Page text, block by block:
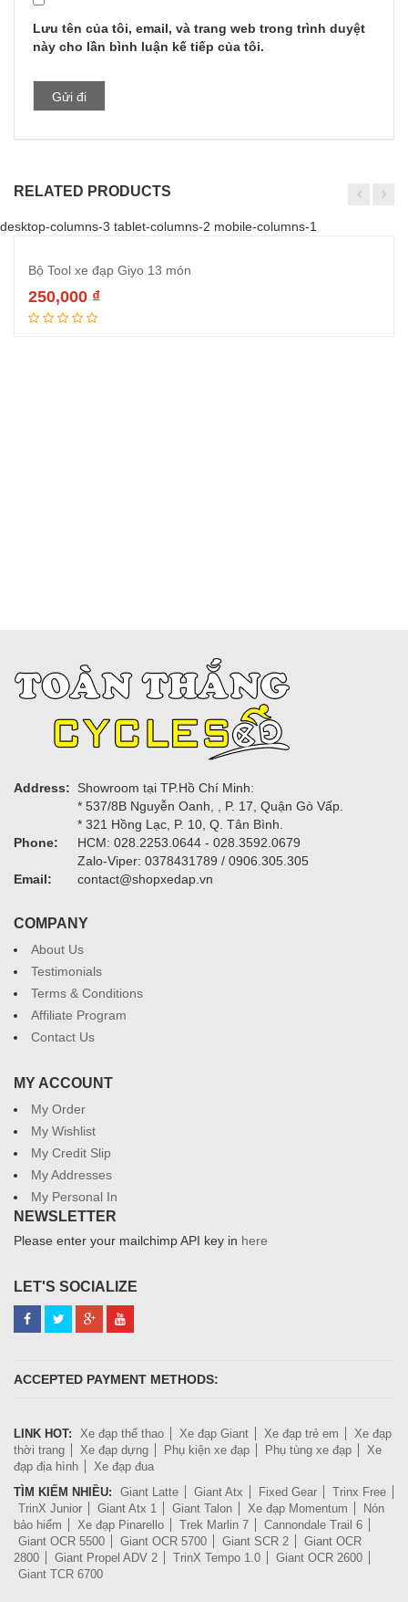
Lưu tên của tôi, email, và trang web trong trình duyệt
này cho lần bình luận kế tiếp của tôi.
RELATED PRODUCTS
desktop-columns-3 tablet-columns-2 mobile-columns-1
Bộ Tool xe đạp Giyo 13 món
250,000 ₫
Address:
Showroom tại TP.Hồ Chí Minh:
* 537/8B Nguyễn Oanh, , P. 17, Quận Gò Vấp.
* 321 Hồng Lạc, P. 10, Q. Tân Bình.
Phone:
HCM: 028.2253.0644 - 028.3592.0679
Zalo-Viper: 0378431789 / 0906.305.305
Email:
contact@shopxedap.vn
COMPANY
About Us
Testimonials
Terms & Conditions
Affiliate Program
Contact Us
MY ACCOUNT
My Order
My Wishlist
My Credit Slip
My Addresses
My Personal In
NEWSLETTER
Please enter your mailchimp API key in here
LET'S SOCIALIZE
ACCEPTED PAYMENT METHODS:
LINK HOT: Xe đạp thể thao Xe đạp Giant Xe đạp trẻ em
Xe đạp
thời trang
Xe đạp dựng Phụ kiện xe đạp Phụ tùng xe đạp
Xe
đạp địa hình
Xe đạp đua
TÌM KIẾM NHIỀU:
Giant Latte Giant Atx Fixed Gear
Trinx Free
TrinX Junior
Giant Atx 1 Giant Talon Xe đạp Momentum
Nón
bảo hiểm
Xe đạp Pinarello Trek Marlin 7
Cannondale Trail 6
Giant OCR 5500
Giant OCR 5700 Giant SCR 2
Giant OCR
2800
Giant Propel ADV 2 TrinX Tempo 1.0
Giant OCR 2600
Giant TCR 6700